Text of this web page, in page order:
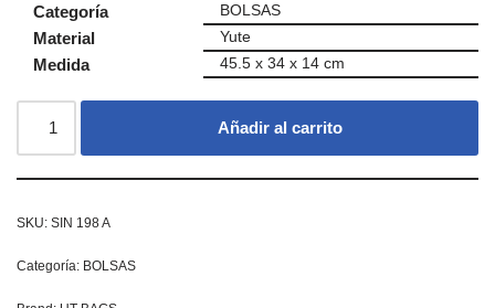
Categoría
BOLSAS
Material Yute
Medida 45.5 x 34 x 14 cm
Añadir al carrito
SKU: SIN 198 A
Categoría: BOLSAS